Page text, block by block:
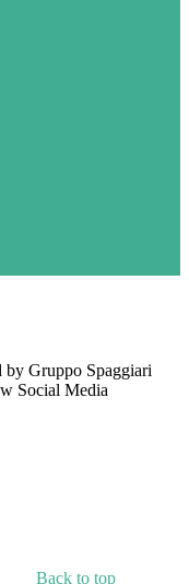
by Gruppo Spaggiari
Social Media
Back to top